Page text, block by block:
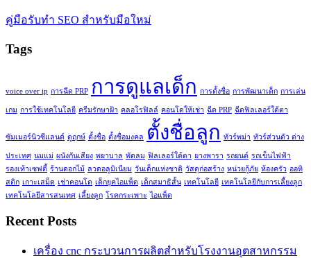
คู่มือรับทำ SEO สำหรับมือใหม่
Tags
voice over ip การฉีด PRP การดูแลเด็ก การตั้งชื่อ การพัฒนาเด็ก การเล่น
เกม การใช้เทคโนโลยี ครีมรักษาฝ้า คลอโรฟิลล์ คอนโดให้เช่า ฉีด PRP ฉีดฟิลเลอร์ใต้ตา
ซัมเมอร์นิวซีแลนด์ ดูฤกษ์ ตั้งชื่อ ตั้งชื่อมงคล ตั้งชื่อลูก ทัวร์พม่า ทัวร์ส่วนตัว ต่าง
ประเทศ นมแม่ ผนังกันเสียง พยาบาล พัดลม ฟิลเลอร์ใต้ตา ยางพารา รถยนต์ รถเข็นไฟฟ้า
รองเท้าเซฟตี้ ร้านดอกไม้ ลวดอลูมิเนียม วันเด็กแห่งชาติ วัสดุก่อสร้าง หน่วยกู้ภัย ห้องครัว ออทิ
สติก เกาะเสม็ด เช่าคอนโด เด็กยุคไอแพ็ด เด็กสมาธิสั้น เทคโนโลยี เทคโนโลยีกับการเลี้ยงลูก
เทคโนโลยีสารสนเทศ เลี้ยงลูก โรคกระเพาะ ไอแพ็ด
Recent Posts
เครื่อง cnc กระบวนการผลิตสำหรับโรงงานอุตสาหกรรม